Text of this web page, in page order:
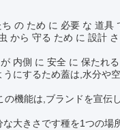
の ため に 必要 な 道具
から 守る ため に 設計
内側 に 安全 に 保たれ
にするため蓋は,水分や
機能は,ブランドを宣伝
大きさです種を1つの場